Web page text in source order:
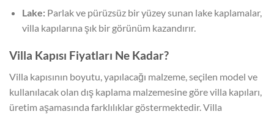
Lake:Parlak ve pürüzsüz bir yüzey sunan lake kaplamalar,
villa kapılarına şık bir görünüm kazandırır.
Villa Kapısı Fiyatları Ne Kadar?
Villa kapısının boyutu, yapılacağı malzeme, seçilen model ve
kullanılacak olan dış kaplama malzemesine göre villa kapıları,
üretim aşamasında farklılıklar göstermektedir. Villa